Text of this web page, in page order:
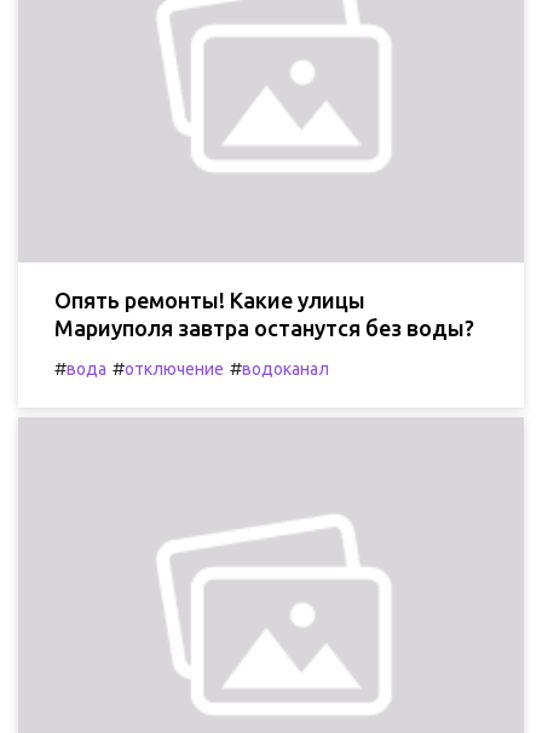
Опять ремонты! Какие улицы
Мариуполя завтра останутся без воды?
#вода #отключение #водоканал